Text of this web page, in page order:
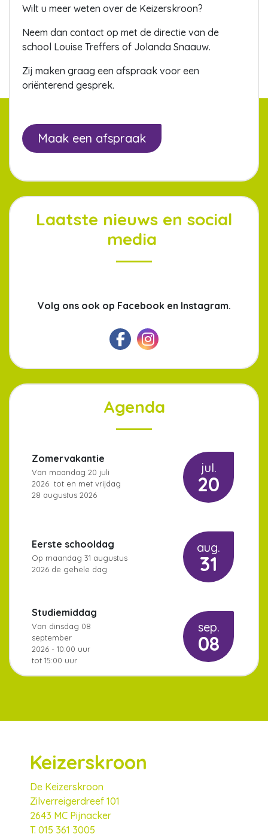
Wilt u meer weten over de Keizerskroon?
Neem dan contact op met de directie van de
school Louise Treffers of Jolanda Snaauw.
Zij maken graag een afspraak voor een
oriënterend gesprek.
Maak een afspraak
Laatste nieuws en social
media
Volg ons ook op Facebook en Instagram.
Agenda
Zomervakantie
Van maandag 20 juli
2026 tot en met vrijdag
28 augustus 2026
jul.
20
Eerste schooldag
Op maandag 31 augustus
2026 de gehele dag
aug.
31
Studiemiddag
Van dinsdag 08
september
2026 - 10:00 uur
tot 15:00 uur
sep.
08
Keizerskroon
De Keizerskroon
Zilverreigerdreef 101
2643 MC Pijnacker
T. 015 361 3005